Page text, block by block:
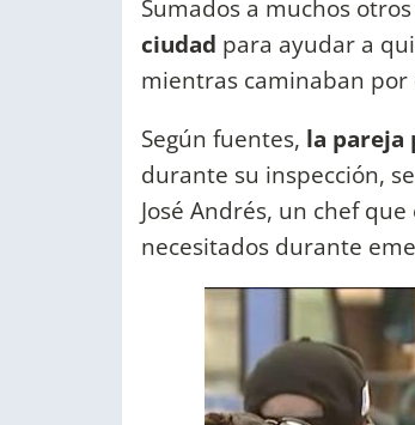
Sumados a muchos
ciudad para ayudar a
mientras caminaban
Según fuentes, la pareja
durante su inspección,
José Andrés, un chef
necesitados durante